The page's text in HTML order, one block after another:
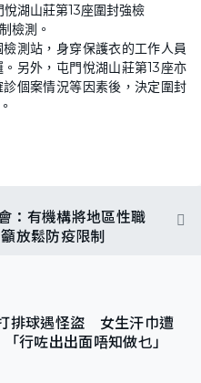
檢測。
測站，身穿保護衣的工作人員
另外，屯門悅湖山莊第13座亦
個案情況等因素後，決定圍封
：有機構將地區性職
放鬆防疫限制
排球遇怪盜 女生汗巾遭
行咗出出面唔知做乜」